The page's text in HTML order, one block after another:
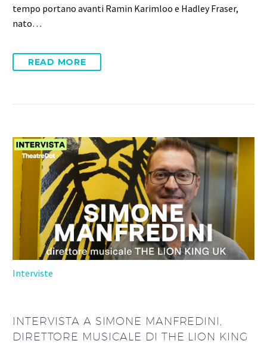
tempo portano avanti Ramin Karimloo e Hadley Fraser,
nato…
READ MORE
Interviste
INTERVISTA A SIMONE MANFREDINI,
DIRETTORE MUSICALE DI THE LION KING